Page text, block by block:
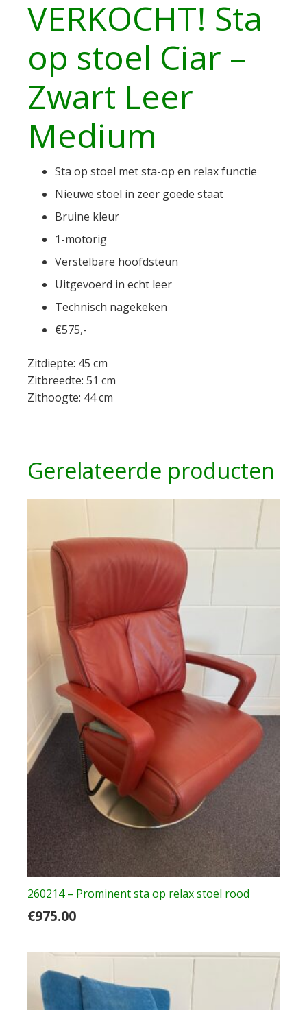
VERKOCHT! Sta
op stoel Ciar –
Zwart Leer
Medium
Sta op stoel met sta-op en relax functie
Nieuwe stoel in zeer goede staat
Bruine kleur
1-motorig
Verstelbare hoofdsteun
Uitgevoerd in echt leer
Technisch nagekeken
€575,-
Zitdiepte: 45 cm
Zitbreedte: 51 cm
Zithoogte: 44 cm
Gerelateerde producten
260214 – Prominent sta op relax stoel rood
€975.00